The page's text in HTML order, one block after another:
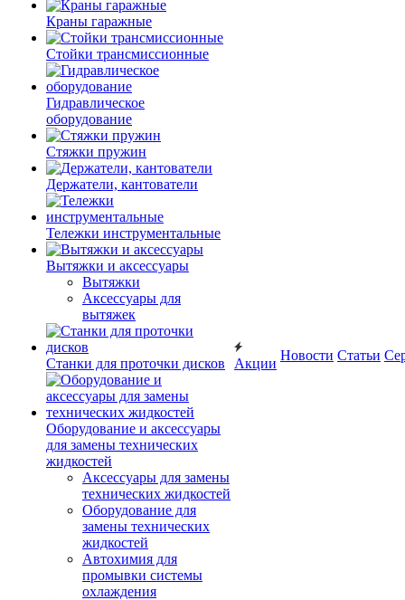
Краны гаражные
Стойки трансмиссионные
Гидравлическое
оборудование
Стяжки пружин
Держатели, кантователи
Тележки инструментальные
Вытяжки и аксессуары
Вытяжки
Аксессуары для
вытяжек
Станки для проточки дисков
Оборудование и аксессуары
для замены технических
жидкостей
Аксессуары для замены
технических жидкостей
Оборудование для
замены технических
жидкостей
Автохимия для
промывки системы
охлаждения
Акции
Новости Статьи